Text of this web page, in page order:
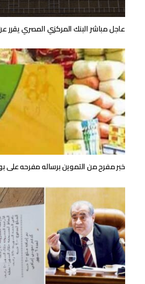
عاجل مباشر البنك المركزي المصري يقرر
خبر مفرح من التموين برساله مفرحه على